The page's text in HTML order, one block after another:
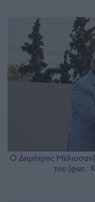
Ο Δημήτρης
του (φωτ.: